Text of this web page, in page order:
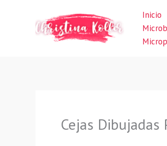
Inicio
Cejas Dibujadas